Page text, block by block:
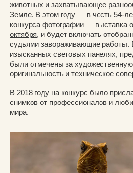
животных и захватывающее
Земле. В этом году — в честь 54-
конкурса фотографии — выставка
октября, и будет включать
судьями завораживающие работы.
изысканных световых панелях,
были отмечены за художественную
оригинальность и техническое
В 2018 году на конкурс было
снимков от профессионалов и
мира.